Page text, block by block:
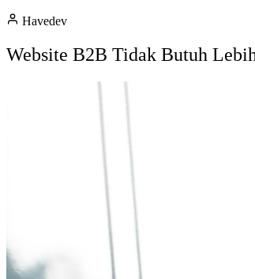
Havedev
Website B2B Tidak Butuh